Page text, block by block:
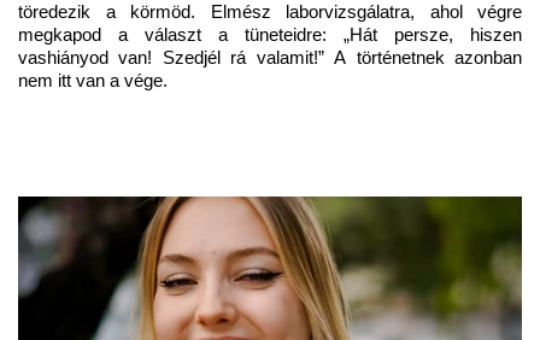
töredezik a körmöd. Elmész laborvizsgálatra, ahol végre
megkapod a választ a tüneteidre: „Hát persze, hiszen
vashiányod van! Szedjél rá valamit!” A történetnek azonban
nem itt van a vége.